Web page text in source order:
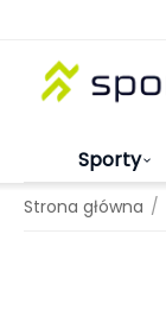
Sporty
Strona główna /